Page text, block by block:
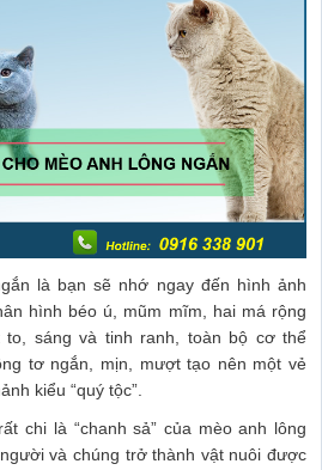
là bạn sẽ nhớ ngay đến hình ảnh
hình béo ú, mũm mĩm, hai má rộng
to, sáng và tinh ranh, toàn bộ cơ thể
tơ ngắn, mịn, mượt tạo nên một vẻ
kiểu “quý tộc”.
chi là “chanh sả” của mèo anh lông
và chúng trở thành vật nuôi được